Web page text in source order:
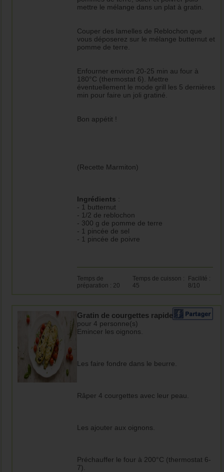
mettre le mélange dans un plat à gratin.
Couper des lamelles de Reblochon que
vous déposerez sur le mélange butternut et
pomme de terre.
Enfourner environ 20-25 min au four à
180°C (thermostat 6). Mettre
éventuellement le mode grill les 5 dernières
min pour faire un joli gratiné.
Bon appétit !
(Recette Marmiton)
Ingrédients :
- 1 butternut
- 1/2 de reblochon
- 300 g de pomme de terre
- 1 pincée de sel
- 1 pincée de poivre
Temps de
préparation : 20
Temps de cuisson :
45
Facilité :
8/10
Gratin de courgettes rapide
pour 4 personne(s)
Emincer les oignons.
Les faire fondre dans le beurre.
Râper 4 courgettes avec leur peau.
Les ajouter aux oignons.
Préchauffer le four à 200°C (thermostat 6-
7).